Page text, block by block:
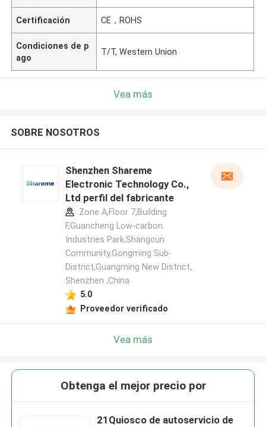
Certificación CE，ROHS
Condiciones de p
ago
T/T, Western Union
Vea más
SOBRE NOSOTROS
Shenzhen Shareme
Electronic Technology Co.,
Ltd perfil del fabricante
Zone A,Floor 7,Building
F,Guancheng Low-carbon
Industries Park,Shangcun
Community,Gongming Sub-
District,Guangming New District,
Shenzhen ,China
5.0
Proveedor verificado
Vea más
Obtenga el mejor precio por
21Quiosco de autoservicio de